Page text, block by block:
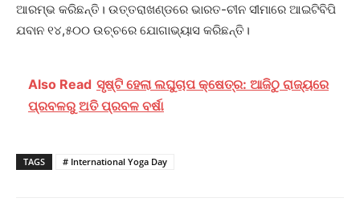
ଆରମ୍ଭ କରିଛନ୍ତି। ଉତ୍ତରାଖଣ୍ଡରେ ଭାରତ-ଚୀନ ସୀମାରେ ଆଇଟିବିପି
ଯବାନ ୧୪,୫୦୦ ଉଚ୍ଚରେ ଯୋଗାଭ୍ୟାସ କରିଛନ୍ତି।
Also Read ସୃଷ୍ଟି ହେଲା ଲଘୁଚାପ କ୍ଷେତ୍ର: ଆଜିଠୁ ରାଜ୍ୟରେ
ପ୍ରବଳରୁ ଅତି ପ୍ରବଳ ବର୍ଷା
TAGS # International Yoga Day